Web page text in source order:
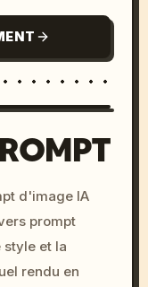
sunset, neon
8k --v 6.0
d'image IA
prompt
et la
rendu en